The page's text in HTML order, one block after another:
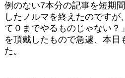
例のない7本分の記事を短期
したノルマを終えたのですが
て０までやるものじゃない？
を頂戴したもので急遽、本日
た。